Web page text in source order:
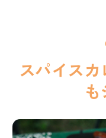
スパイス
も